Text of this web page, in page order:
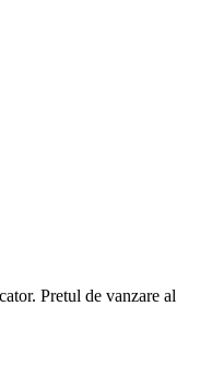
Pretul de vanzare al